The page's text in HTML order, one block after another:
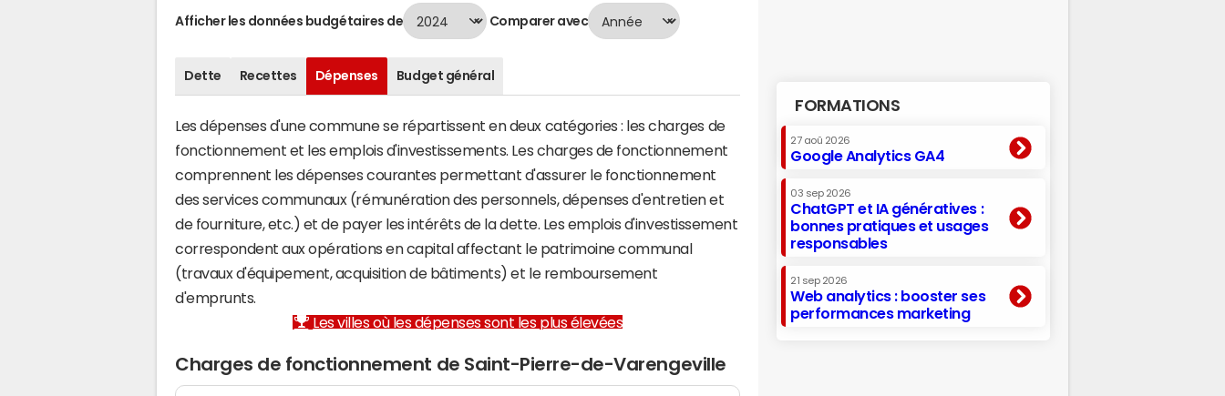
Afficher les données budgétaires de Comparer avec
Dette Recettes Dépenses Budget général
Les dépenses d'une commune se répartissent en deux catégories : les charges de
fonctionnement et les emplois d'investissements. Les charges de fonctionnement
comprennent les dépenses courantes permettant d'assurer le fonctionnement
des services communaux (rémunération des personnels, dépenses d'entretien et
de fourniture, etc.) et de payer les intérêts de la dette. Les emplois d'investissement
correspondent aux opérations en capital affectant le patrimoine communal
(travaux d'équipement, acquisition de bâtiments) et le remboursement
d'emprunts.
Les villes où les dépenses sont les plus élevées
Charges de fonctionnement de Saint-Pierre-de-Varengeville
FORMATIONS
27 aoû 2026
Google Analytics GA4
03 sep 2026
ChatGPT et IA génératives :
bonnes pratiques et usages
responsables
21 sep 2026
Web analytics : booster ses
performances marketing